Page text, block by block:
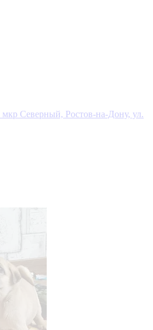
мкр Северный, Ростов-на-Дону, ул.